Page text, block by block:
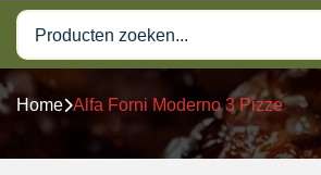
Home Alfa Forni Moderno 3 Pizze